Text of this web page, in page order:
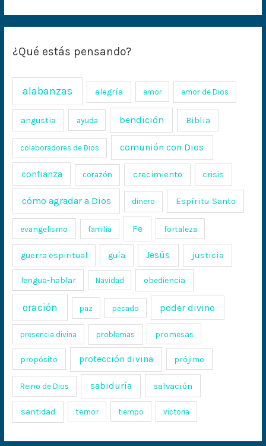
¿Qué estás pensando?
alabanzas alegría amor amor de Dios
angustia ayuda bendición Biblia
colaboradores de Dios comunión con Dios
confianza corazón crecimiento crisis
cómo agradar a Dios dinero Espíritu Santo
evangelismo familia Fe fortaleza
guerra espiritual guía Jesús justicia
lengua-hablar Navidad obediencia
oración paz pecado poder divino
presencia divina problemas promesas
propósito protección divina prójimo
Reino de Dios sabiduría salvación
santidad temor tiempo victoria